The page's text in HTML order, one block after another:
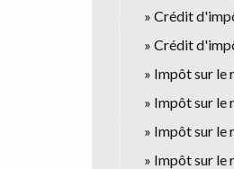
Crédit
Crédit
Impôt sur le
Impôt sur le
Impôt sur le
Impôt sur le